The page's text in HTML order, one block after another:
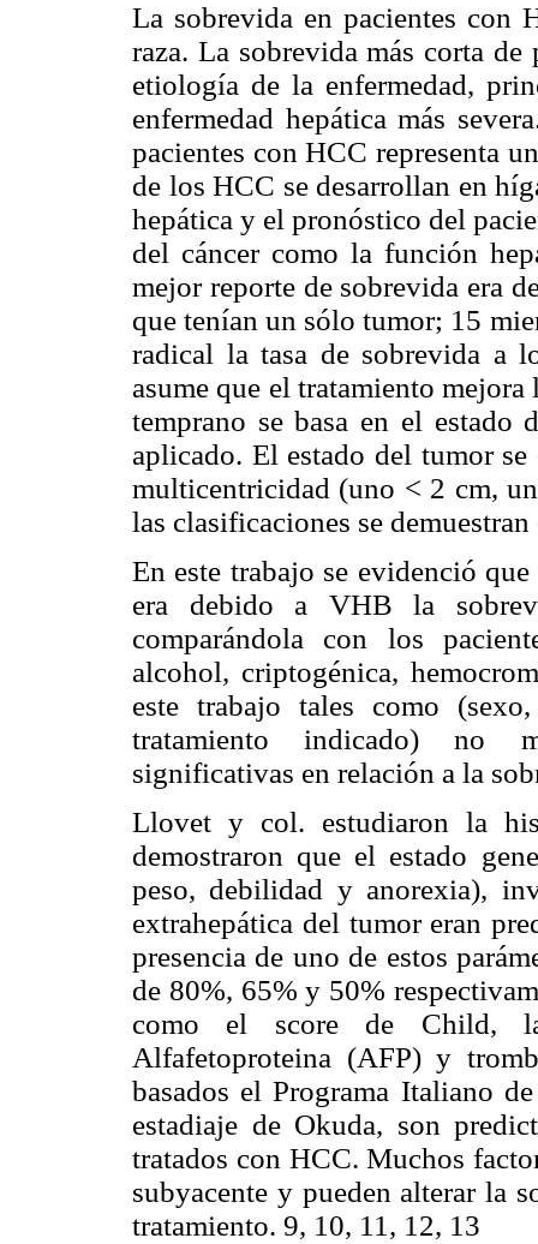
La sobrevida en pacientes con
raza. La sobrevida más corta
etiología de la enfermedad,
enfermedad hepática más
pacientes con HCC representa
de los HCC se desarrollan en
hepática y el pronóstico del
del cáncer como la función
mejor reporte de sobrevida era
que tenían un sólo tumor; 15
radical la tasa de sobrevida a
asume que el tratamiento
temprano se basa en el estado
aplicado. El estado del tumor
multicentricidad (uno < 2 cm,
las clasificaciones se
En este trabajo se evidenció
era debido a VHB la
comparándola con los
alcohol, criptogénica,
este trabajo tales como
tratamiento indicado) no
significativas en relación a la
Llovet y col. estudiaron la
demostraron que el estado
peso, debilidad y anorexia),
extrahepática del tumor eran
presencia de uno de estos
de 80%, 65% y 50%
como el score de Child,
Alfafetoproteina (AFP) y
basados el Programa Italiano
estadiaje de Okuda, son
tratados con HCC. Muchos
subyacente y pueden alterar la
tratamiento. 9, 10, 11, 12, 13